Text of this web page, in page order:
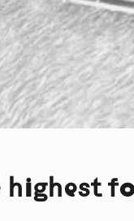
highest